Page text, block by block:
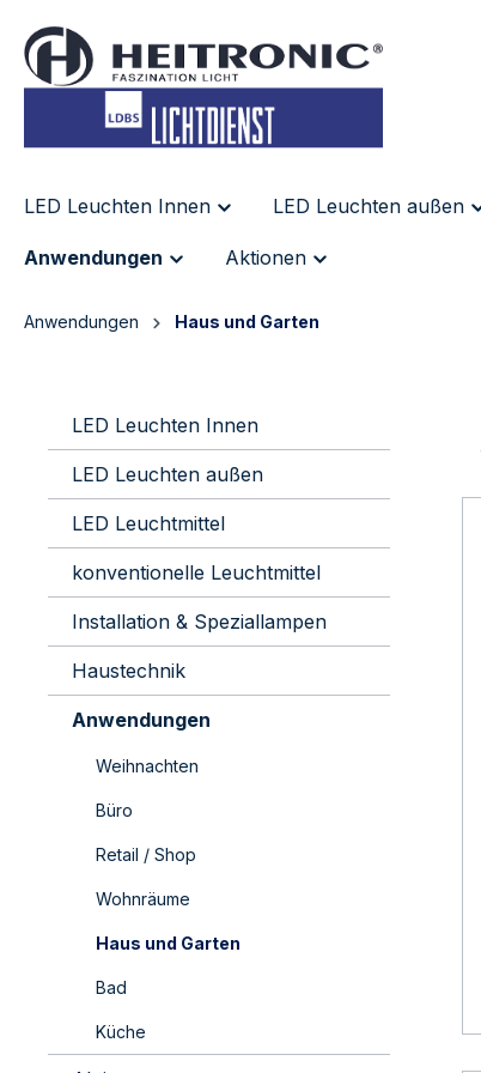
springen
LED Leuchten Innen LED Leuchten außen
Anwendungen Aktionen
Anwendungen Haus und Garten
LED Leuchten Innen
LED Leuchten außen
LED Leuchtmittel
konventionelle Leuchtmittel
Installation & Speziallampen
Haustechnik
Anwendungen
Weihnachten
Büro
Retail / Shop
Wohnräume
Haus und Garten
Bad
Küche